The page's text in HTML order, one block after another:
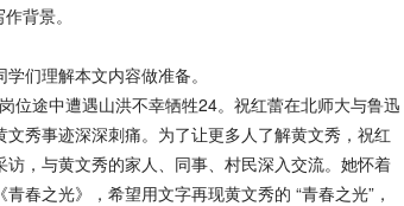
背景。
们理解本文内容做准备。
途中遭遇山洪不幸牺牲24。祝红蕾在北师大与鲁迅
秀事迹深深刺痛。为了让更多人了解黄文秀，祝红
，与黄文秀的家人、同事、村民深入交流。她怀着
春之光》，希望用文字再现黄文秀的 “青春之光”，